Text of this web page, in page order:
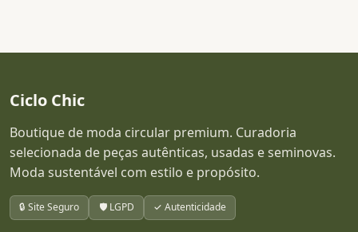
Ciclo Chic
Boutique de moda circular premium. Curadoria
selecionada de peças autênticas, usadas e seminovas.
Moda sustentável com estilo e propósito.
🔒 Site Seguro 🛡️ LGPD ✓ Autenticidade